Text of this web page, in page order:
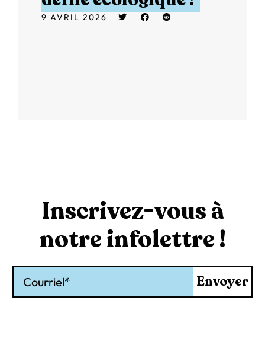
9 AVRIL 2026
Inscrivez-vous à
notre infolettre !
Envoyer